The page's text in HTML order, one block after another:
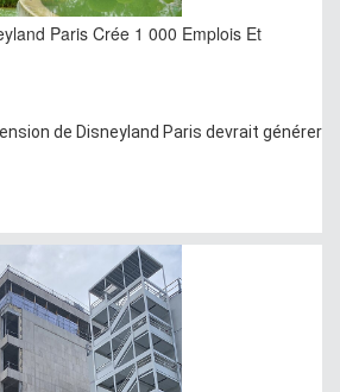
Paris Crée 1 000 Emplois Et
de Disneyland Paris devrait générer